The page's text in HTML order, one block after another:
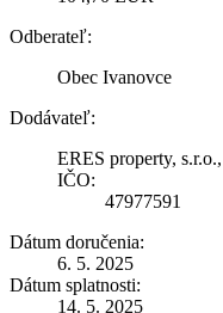
Odberateľ:
Obec Ivanovce
Dodávateľ:
ERES property,
IČO:
47977591
Dátum doručenia:
6. 5. 2025
Dátum splatnosti:
14. 5. 2025